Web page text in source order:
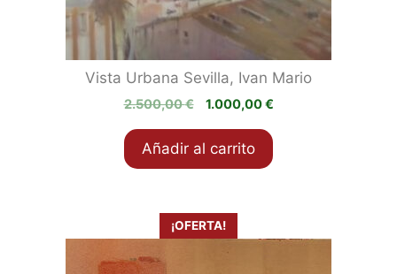
Vista Urbana Sevilla, Ivan Mario
2.500,00€
El
original
era:
1.000,00€El
actual
es:
Añadir al carrito
¡OFERTA!